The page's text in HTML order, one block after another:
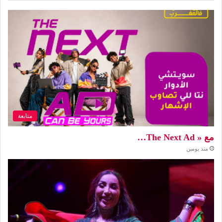
متابعة
مع « The Next Ad…
منذ يومين